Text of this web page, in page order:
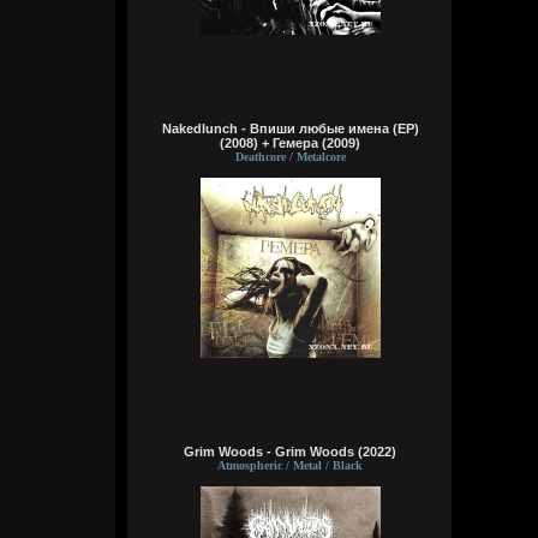
Ну лежит, то и упало
typical crabs
Вчера в 17:57:59
пересматриваю баттлы. ведь
версус,слово и рбл уже загнулись. даже
лига гнойного помоему.
Nakedlunch - Впиши любые имена (EP)
(2008) + Гемера (2009)
Deathcore / Metalcore
Grim Woods - Grim Woods (2022)
Atmospheric / Metal / Black